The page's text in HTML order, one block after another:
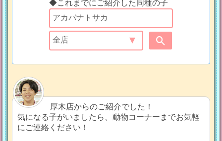
◆これまでにご紹介した同種の子
厚木店からのご紹介でした！
気になる子がいましたら、動物コーナーまでお気軽
にご連絡ください！